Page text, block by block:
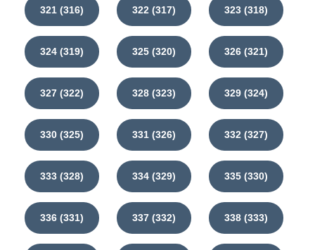
321 (316) 322 (317) 323 (318)
324 (319) 325 (320) 326 (321)
327 (322) 328 (323) 329 (324)
330 (325) 331 (326) 332 (327)
333 (328) 334 (329) 335 (330)
336 (331) 337 (332) 338 (333)